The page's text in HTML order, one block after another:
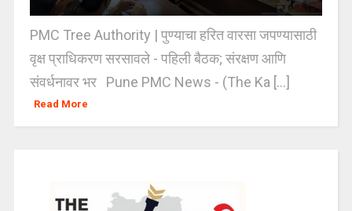
PMC Tree Authority | पुण्याचा हरित वारसा जपण्यासाठी
वृक्ष प्राधिकरण सरसावले - पहिली बैठक; संरक्षण आणि
संवर्धनावर भर Pune PMC News - (The Ka [...]
Read More